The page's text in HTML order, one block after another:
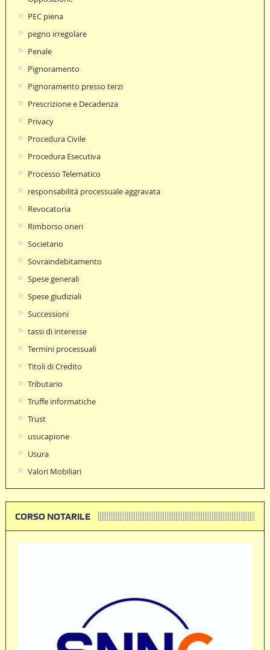
PEC piena
pegno irregolare
Penale
Pignoramento
Pignoramento presso terzi
Prescrizione e Decadenza
Privacy
Procedura Civile
Procedura Esecutiva
Processo Telematico
responsabilità processuale aggravata
Revocatoria
Rimborso oneri
Societario
Sovraindebitamento
Spese generali
Spese giudiziali
Successioni
tassi di interesse
Termini processuali
Titoli di Credito
Tributario
Truffe informatiche
Trust
usucapione
Usura
Valori Mobiliari
CORSO NOTARILE